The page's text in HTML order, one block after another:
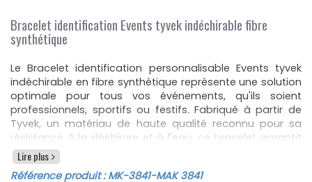
Bracelet identification Events tyvek indéchirable fibre
synthétique
Le Bracelet identification personnalisable Events tyvek
indéchirable en fibre synthétique représente une solution
optimale pour tous vos événements, qu'ils soient
professionnels, sportifs ou festifs. Fabriqué à partir de
Tyvek, un matériau de haute qualité reconnu pour sa
résistance à la déchirure et à l'eau, ce bracelet garantit
une durabilité exceptionnelle même dans les conditions
les plus exigeantes. Disponible dans une variété de
Lire plus
Référence produit :MK-3841-MAK 3841